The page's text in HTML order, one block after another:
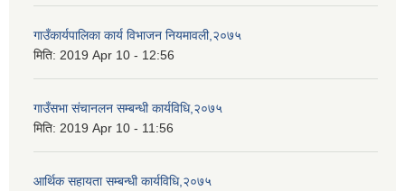
गाउँकार्यपालिका कार्य विभाजन नियमावली,२०७५
मिति: 2019 Apr 10 - 12:56
गाउँसभा संचानलन सम्बन्धी कार्यविधि,२०७५
मिति: 2019 Apr 10 - 11:56
आर्थिक सहायता सम्बन्धी कार्यविधि,२०७५